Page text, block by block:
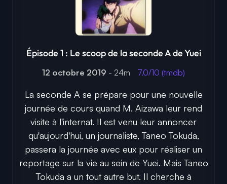
Épisode 1 : Le scoop de la seconde A de Yuei
12 octobre 2019 - 24m 7.0/10 (tmdb)
La seconde A se prépare pour une nouvelle
journée de cours quand M. Aizawa leur rend
visite à l'internat. Il est venu leur annoncer
qu'aujourd'hui, un journaliste, Taneo Tokuda,
passera la journée avec eux pour réaliser un
reportage sur la vie au sein de Yuei. Mais Taneo
Tokuda a un tout autre but. Il cherche à